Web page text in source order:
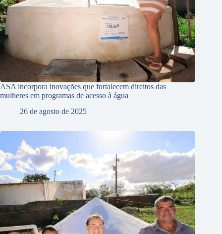
ASA incorpora inovações que fortalecem direitos das
mulheres em programas de acesso à água
26 de agosto de 2025